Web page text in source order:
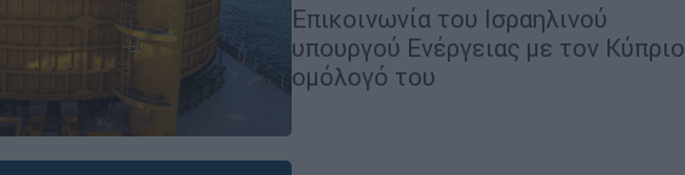
Επικοινωνία του Ισραηλινού
υπουργού Ενέργειας με τον Κύπριο
ομόλογό του